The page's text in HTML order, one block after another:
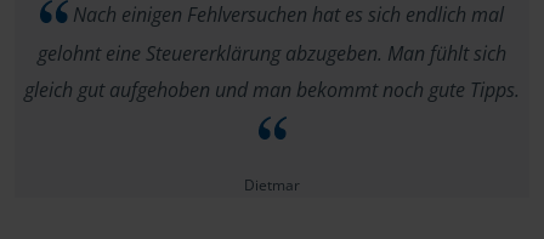
Nach einigen Fehlversuchen hat es sich endlich mal
gelohnt eine Steuererklärung abzugeben. Man fühlt sich
gleich gut aufgehoben und man bekommt noch gute Tipps.
Dietmar